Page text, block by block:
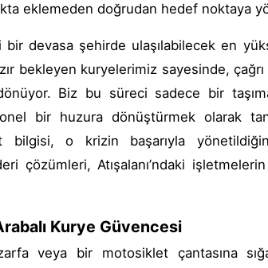
eklemeden doğrudan hedef noktaya
devasa şehirde ulaşılabilecek en
bekleyen kuryelerimiz sayesinde,
Biz bu süreci sadece bir
bir huzura dönüştürmek olarak
o krizin başarıyla
çözümleri, Atışalanı’ndaki
Kurye Güvencesi
veya bir motosiklet çantasına